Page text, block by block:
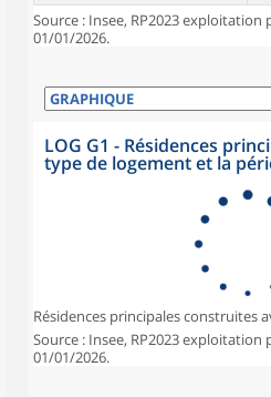
Source : Insee, RP2023 exploitation
01/01/2026.
LOG G1 - Résidences
type de logement et la
Résidences principales construites
Source : Insee, RP2023 exploitation
01/01/2026.